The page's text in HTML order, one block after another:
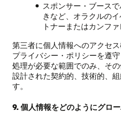
スポンサー・ブース
きなど、オラクルの
トナーまたはカンフ
第三者に個人情報へのアクセス
プライバシー・ポリシーを遵
処理が必要な範囲でのみ、そ
設計された契約的、技術的、
す。
9. 個人情報をどのようにグロ